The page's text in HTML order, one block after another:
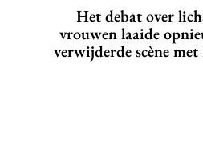
Het debat over
vrouwen laaide
verwijderde scène